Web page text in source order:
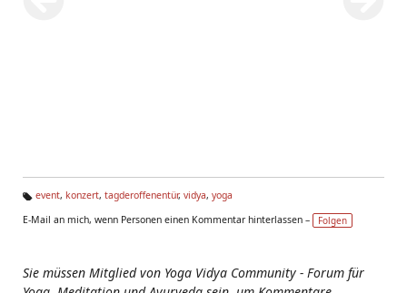
g
event, konzert, tagderoffenentür, vidya, yoga
E-Mail an mich, wenn Personen einen Kommentar hinterlassen –
Folgen
Sie müssen Mitglied von Yoga Vidya Community - Forum für